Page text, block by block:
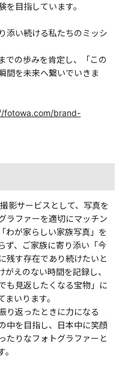
目指しています。
添い続ける私たちのミッシ
での歩みを肯定し、「この
間を未来へ繋いでいきま
fotowa.com/brand-
影サービスとして、写真を
ラファーを適切にマッチン
わが家らしい家族写真」を
ず、ご家族に寄り添い「今
残す存在であり続けたいと
えのない時間を記録し、
も見返したくなる宝物」に
いります。
り返ったときに力になる
を目指し、日本中に笑顔
たりなフォトグラファーと